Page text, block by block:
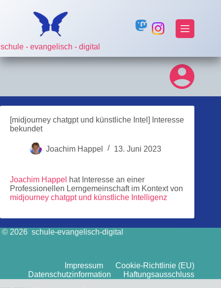
schule - evangelisch - digital
[midjourney chatgpt und künstliche Intel] Interesse
bekundet
Joachim Happel 13. Juni 2023
Joachim Happel hat Interesse an einer
Professionellen Lerngemeinschaft im Kontext von
midjourney chatgpt und künstliche Intelligenz
© 2026 schule-evangelisch-digital
Impressum
Cookie-Richtlinie (EU)
Datenschutzinformation
Haftungsausschluss